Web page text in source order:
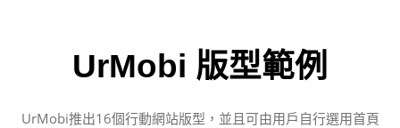
UrMobi 版型範例
UrMobi推出16個行動網站版型，並且可由用戶自行選用首頁